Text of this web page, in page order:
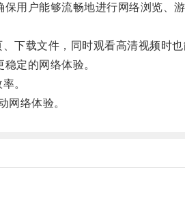
户能够流畅地进行网络浏览、游
载文件，同时观看高清视频时也
定的网络体验。
。
络体验。